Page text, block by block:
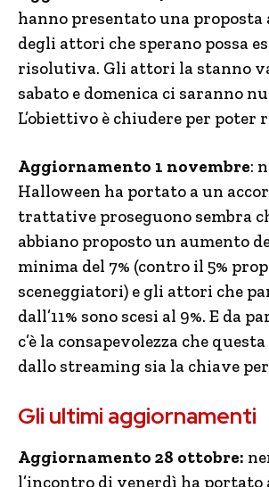
hanno presentato una proposta
degli attori che sperano possa
risolutiva. Gli attori la stanno
sabato e domenica ci saranno
L’obiettivo è chiudere per poter
Aggiornamento 1 novembre:
Halloween ha portato a un
trattative proseguono sembra
abbiano proposto un aumento
minima del 7% (contro il 5%
sceneggiatori) e gli attori che
dall’11% sono scesi al 9%. E da
c’è la consapevolezza che
dallo streaming sia la chiave
Gli ultimi aggiornamenti
Aggiornamento 28 ottobre:
l’incontro di venerdì ha portato